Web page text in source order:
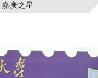
嘉庚之星